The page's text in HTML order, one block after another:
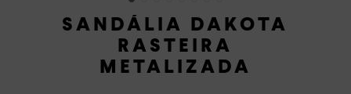
SANDÁLIA DAKOTA
RASTEIRA
METALIZADA